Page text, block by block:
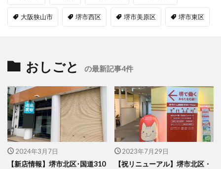
大阪狭山市 堺市西区 堺市美原区 堺市東区
おしごと の最新記事4件
2024年3月7日
【新店情報】堺市北区･国道310
2023年7月29日
【祝リニューアル】堺市北区・